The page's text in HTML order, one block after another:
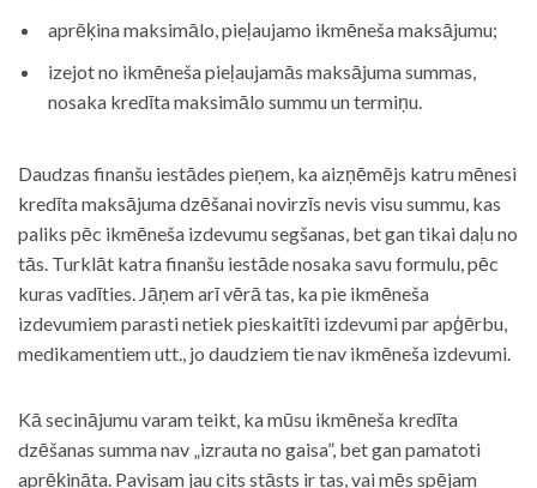
aprēķina maksimālo, pieļaujamo ikmēneša maksājumu;
izejot no ikmēneša pieļaujamās maksājuma summas,
nosaka kredīta maksimālo summu un termiņu.
Daudzas finanšu iestādes pieņem, ka aizņēmējs katru mēnesi
kredīta maksājuma dzēšanai novirzīs nevis visu summu, kas
paliks pēc ikmēneša izdevumu segšanas, bet gan tikai daļu no
tās. Turklāt katra finanšu iestāde nosaka savu formulu, pēc
kuras vadīties. Jāņem arī vērā tas, ka pie ikmēneša
izdevumiem parasti netiek pieskaitīti izdevumi par apģērbu,
medikamentiem utt., jo daudziem tie nav ikmēneša izdevumi.
Kā secinājumu varam teikt, ka mūsu ikmēneša kredīta
dzēšanas summa nav „izrauta no gaisa”, bet gan pamatoti
aprēķināta. Pavisam jau cits stāsts ir tas, vai mēs spējam